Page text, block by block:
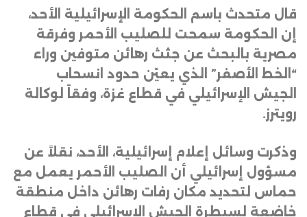
قال متحدث باسم الحكومة الإسرائيلية الأحد،
إن الحكومة سمحت للصليب الأحمر وفرقة
مصرية بالبحث عن جثث رهائن متوفين وراء
“الخط الأصفر” الذي يعيّن حدود انسحاب
الجيش الإسرائيلي في قطاع غزة، وفقاً لوكالة
رويترز.
وذكرت وسائل إعلام إسرائيلية، الأحد، نقلاً عن
مسؤول إسرائيلي أن الصليب الأحمر يعمل مع
حماس لتحديد مكان رفات رهائن داخل منطقة
خاضعة لسيطرة الجيش الإسرائيلي في قطاع